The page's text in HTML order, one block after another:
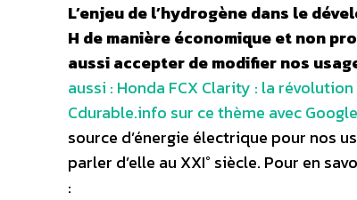
L’enjeu de l’hydrogène dans le
H de manière économique et non
aussi accepter de modifier nos
aussi : Honda FCX Clarity : la
Cdurable.info sur ce thème avec Google
source d’énergie électrique pour nos
parler d’elle au XXI° siècle. Pour en
: